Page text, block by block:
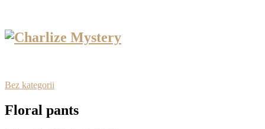
Bez kategorii
Floral pants